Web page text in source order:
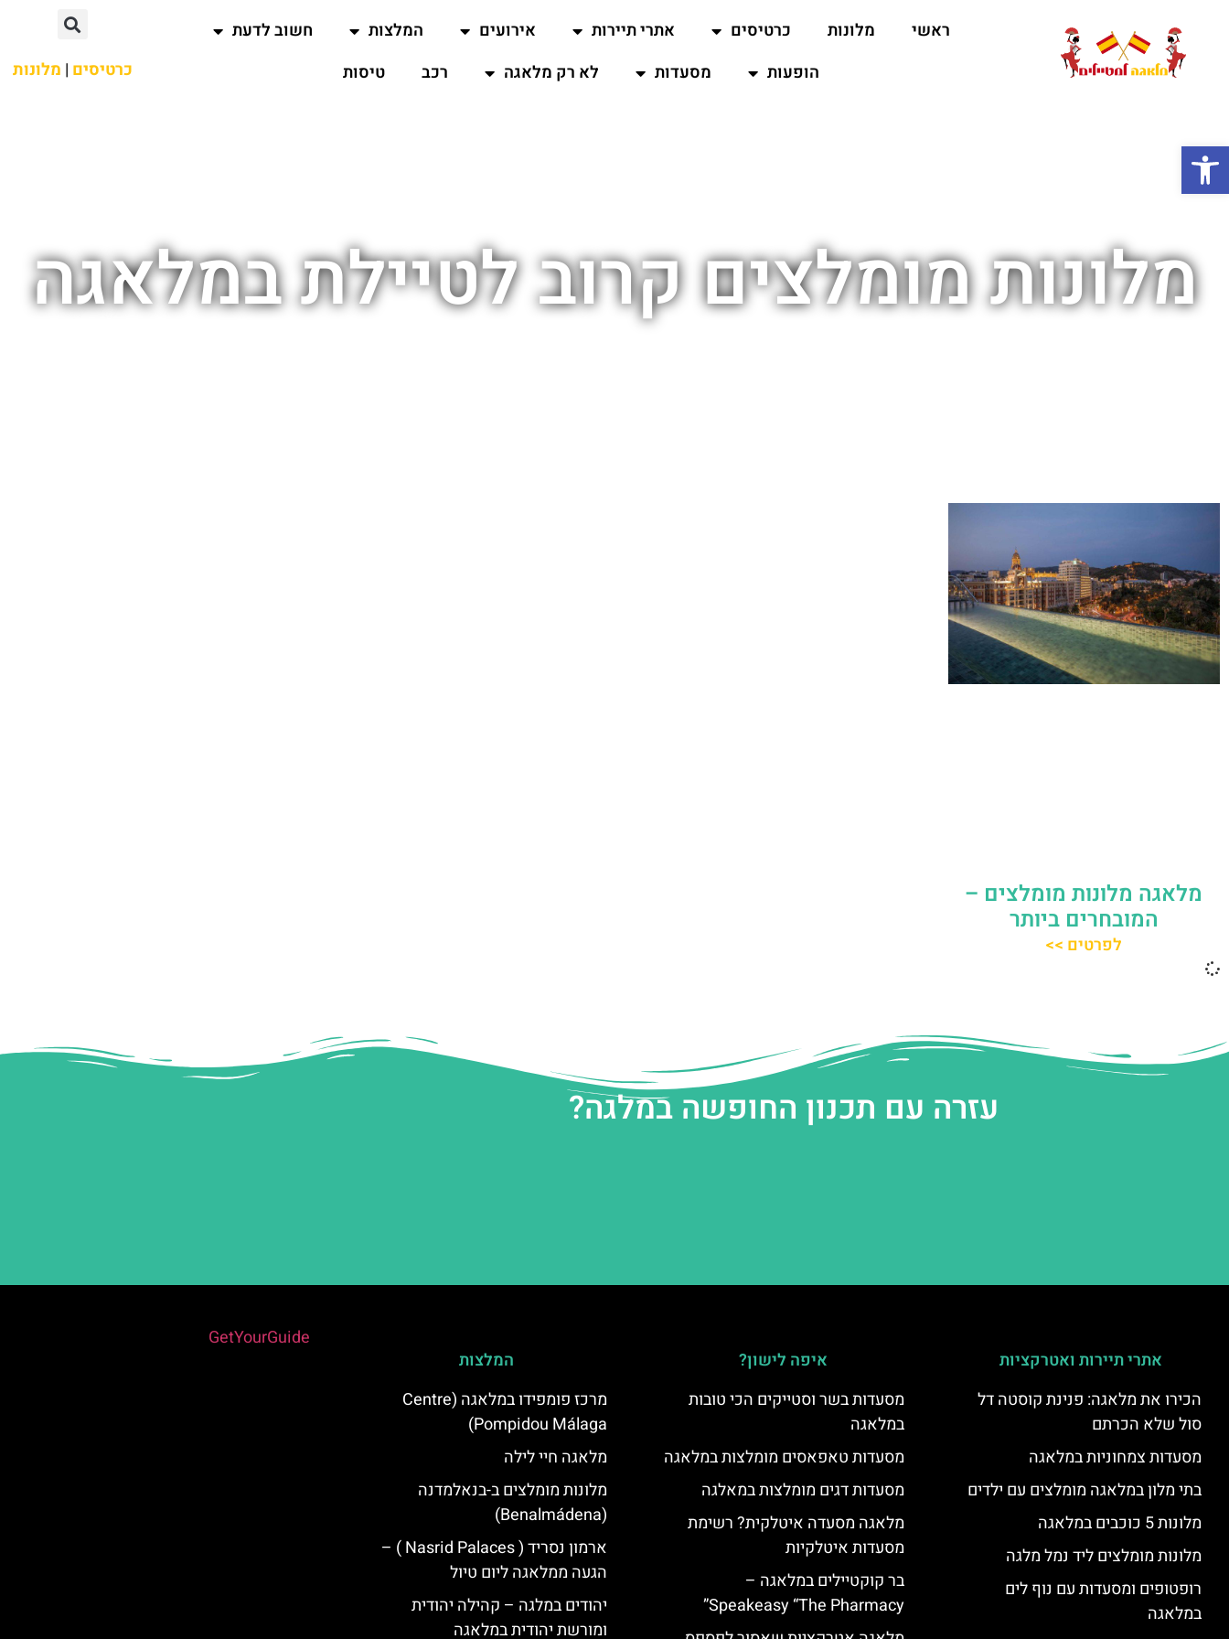
ראשי מלונות כרטיסים אתרי תיירות אירועים המלצות
חשוב לדעת
הופעות
מסעדות לא רק מלאגה רכב טיסות כרטיסים | מלונות
מלונות מומלצים קרוב לטיילת במלאגה
מלאגה מלונות מומלצים –
המובחרים ביותר
לפרטים >>
עזרה עם תכנון החופשה במלגה?
אתרי תיירות ואטרקציות
הכירו את מלאגה: פנינת קוסטה דל
סול שלא הכרתם
מסעדות צמחוניות במלאגה
בתי מלון במלאגה מומלצים עם ילדים
מלונות 5 כוכבים במלאגה
מלונות מומלצים ליד נמל מלגה
רופטופים ומסעדות עם נוף לים
במלאגה
איפה לישון?
מסעדות בשר וסטייקים הכי טובות
במלאגה
מסעדות טאפאסים מומלצות במלאגה
מסעדות דגים מומלצות במאלגה
מלאגה מסעדה איטלקית? רשימת
מסעדות איטלקיות
בר קוקטיילים במלאגה –
Speakeasy “The Pharmacy”
המלצות
מרכז פומפידו במלאגה (Centre
Pompidou Málaga)
מלאגה חיי לילה
מלונות מומלצים ב-בנאלמדנה
(Benalmádena)
ארמון נסריד ( Nasrid Palaces ) –
הגעה ממלאגה ליום טיול
יהודים במלגה – קהילה יהודית
ומורשת יהודית במלאגה
GetYourGuide
פתח סרגל נגישות